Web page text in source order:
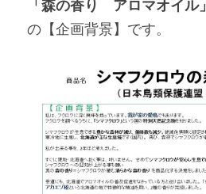
Mens
コスメ
食品
ジュエリー
その他、雑貨
「森の香り　アロマオイル」
の【企画背景】です。